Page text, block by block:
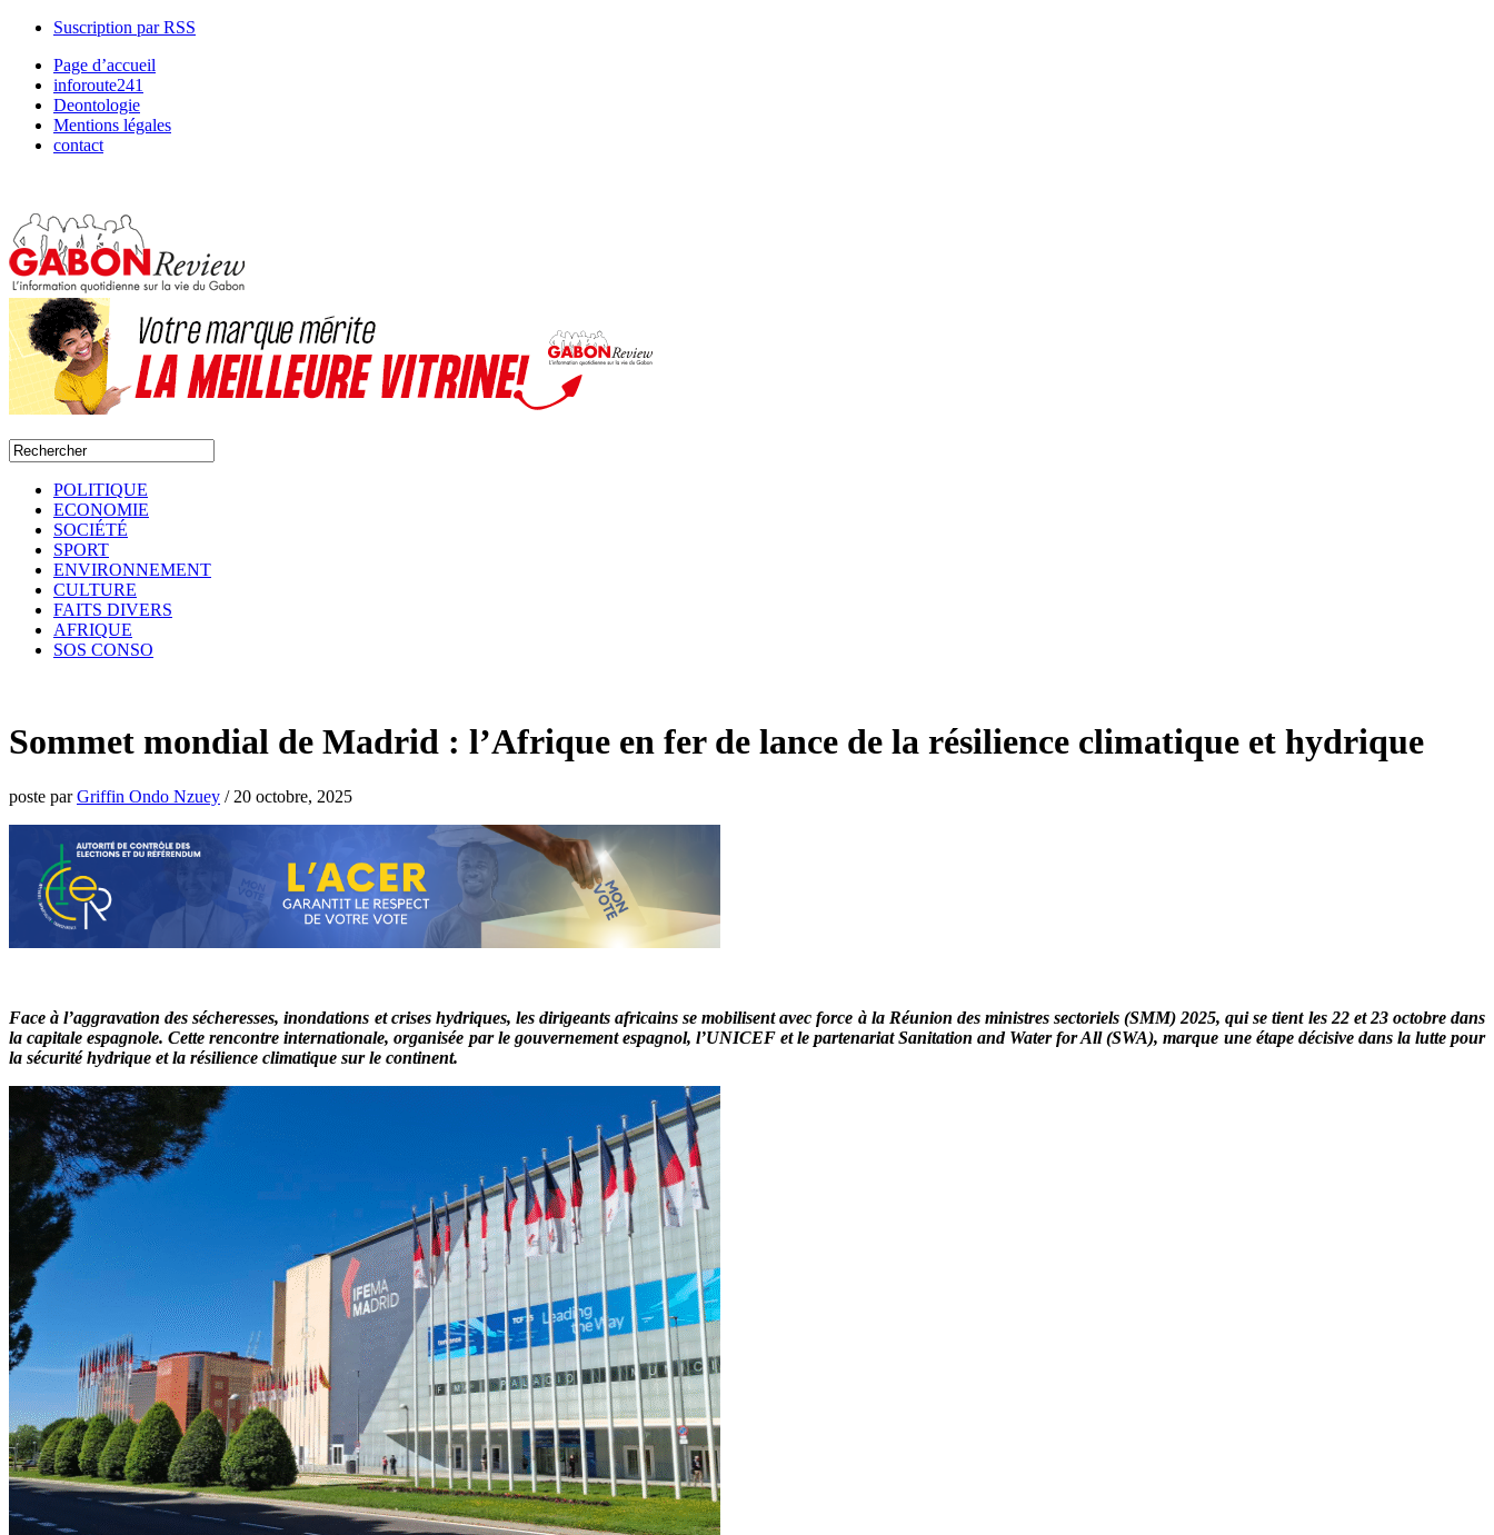
Suscription par RSS
Page d’accueil
inforoute241
Deontologie
Mentions légales
contact
POLITIQUE
ECONOMIE
SOCIÉTÉ
SPORT
ENVIRONNEMENT
CULTURE
FAITS DIVERS
AFRIQUE
SOS CONSO
Sommet mondial de Madrid : l’Afrique en fer de lance de la résilience climatique et hydrique
poste parGriffin Ondo Nzuey / 20 octobre, 2025
Face à l’aggravation des sécheresses, inondations et crises hydriques, les dirigeants africains se mobilisent avec force à la Réunion des ministres sectoriels (SMM) 2025, qui se tient les 22 et 23 octobre dans
la capitale espagnole. Cette rencontre internationale, organisée par le gouvernement espagnol, l’UNICEF et le partenariat Sanitation and Water for All (SWA), marque une étape décisive dans la lutte pour
la sécurité hydrique et la résilience climatique sur le continent.